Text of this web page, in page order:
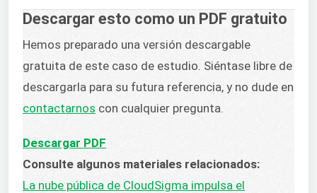
Descargar esto como un PDF gratuito
Hemos preparado una versión descargable
gratuita de este caso de estudio. Siéntase libre de
descargarla para su futura referencia, y no dude en
contactarnos con cualquier pregunta.
Descargar PDF
Consulte algunos materiales relacionados:
La nube pública de CloudSigma impulsa el